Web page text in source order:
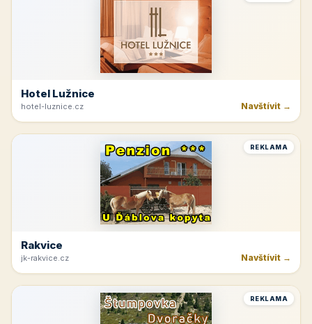
Hotel Lužnice
hotel-luznice.cz Navštívit →
REKLAMA
Rakvice
jk-rakvice.cz Navštívit →
REKLAMA